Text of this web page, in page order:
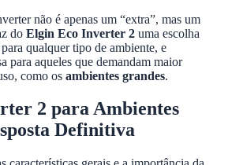
não é apenas um “extra”, mas um
do Elgin Eco Inverter 2 uma escolha
para qualquer tipo de ambiente, e
para aqueles que demandam maior
como os ambientes grandes.
2 para Ambientes
Definitiva